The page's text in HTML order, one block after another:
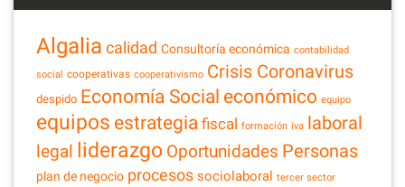
Algalia calidad Consultoría económica contabilidad
social cooperativas cooperativismo Crisis Coronavirus
despido Economía Social económico equipo
equipos estrategia fiscal formación iva laboral
legal liderazgo Oportunidades Personas
plan de negocio procesos sociolaboral tercer sector